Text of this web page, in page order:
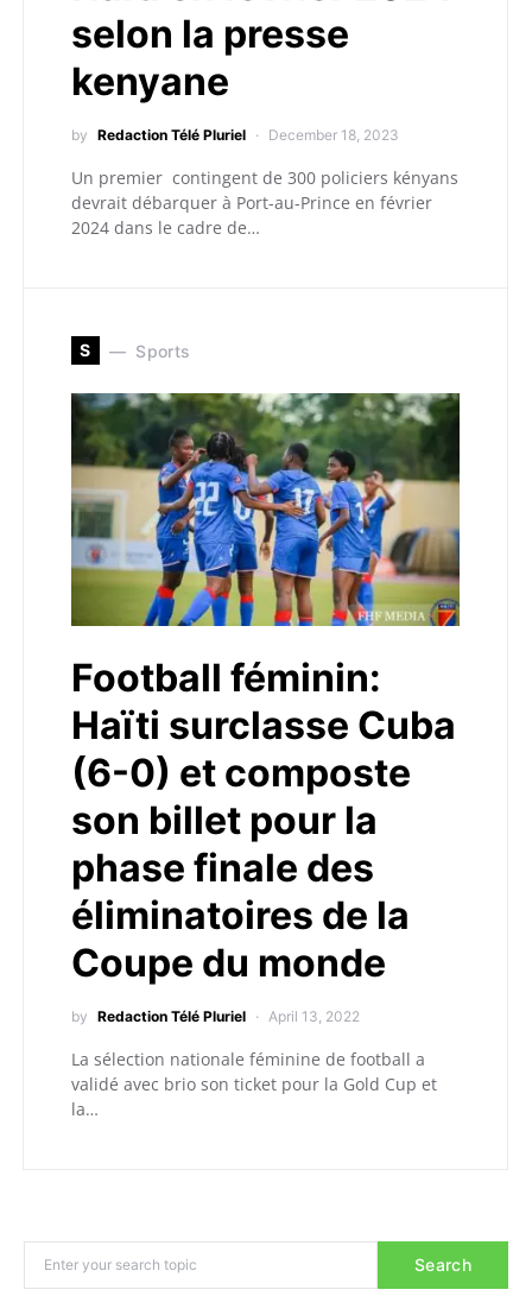
selon la presse
kenyane
by Redaction Télé Pluriel December 18, 2023
Un premier contingent de 300 policiers kényans
devrait débarquer à Port-au-Prince en février
2024 dans le cadre de…
S Sports
Football féminin:
Haïti surclasse Cuba
(6-0) et composte
son billet pour la
phase finale des
éliminatoires de la
Coupe du monde
by Redaction Télé Pluriel April 13, 2022
La sélection nationale féminine de football a
validé avec brio son ticket pour la Gold Cup et
la…
Search